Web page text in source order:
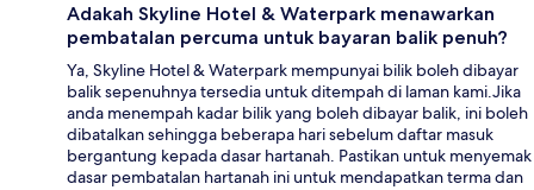
Adakah Skyline Hotel & Waterpark menawarkan
pembatalan percuma untuk bayaran balik penuh?
Ya, Skyline Hotel & Waterpark mempunyai bilik boleh dibayar
balik sepenuhnya tersedia untuk ditempah di laman kami.Jika
anda menempah kadar bilik yang boleh dibayar balik, ini boleh
dibatalkan sehingga beberapa hari sebelum daftar masuk
bergantung kepada dasar hartanah. Pastikan untuk menyemak
dasar pembatalan hartanah ini untuk mendapatkan terma dan